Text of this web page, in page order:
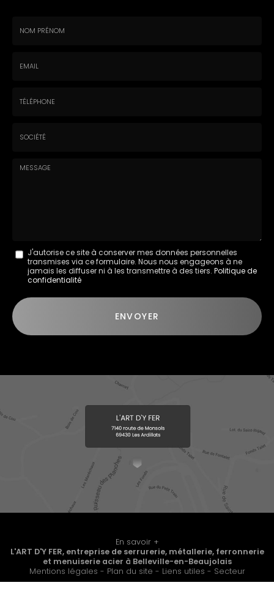
Message
J'autorise ce site à conserver mes données personnelles
transmises via ce formulaire. Nous nous engageons à ne
jamais les diffuser ni à les transmettre à des tiers. Politique de
confidentialité
Acceptation
RGPD
*
ENVOYER
En savoir +
L’ART D’Y FER
L'ART D'Y FER, entreprise de serrurerie, métallerie, ferronnerie
et menuiserie acier à Belleville-en-Beaujolais
Mentions légales - Plan du site - Liens utiles - Secteur